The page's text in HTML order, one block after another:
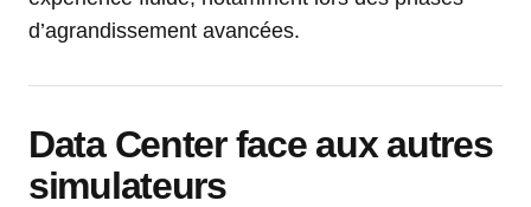
d’agrandissement avancées.
Data Center face aux autres
simulateurs